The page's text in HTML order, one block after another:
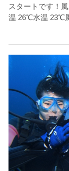
スタートです！
温 26℃水温 23℃